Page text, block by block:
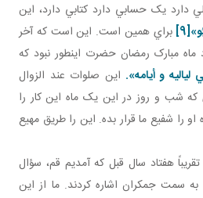
يک حسابي دارد کتابي دارد، اين
»
[9]
براي همين است. اين است که آخر
مبارک رمضان حضرت اين طور نبود که
و أيامه». اين صلوات عند الزوال
شب و روز در اين يک ماه اين کار را
او را شفيع ما قرار بده. اين را طريق مهيع
هفتاد سال قبل که آمديم قم، سؤال
سمت جمکران اشاره کردند. ما از اين